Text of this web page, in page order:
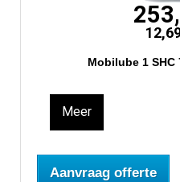
Mobilube 1 SHC
Meer
Aanvraag offerte